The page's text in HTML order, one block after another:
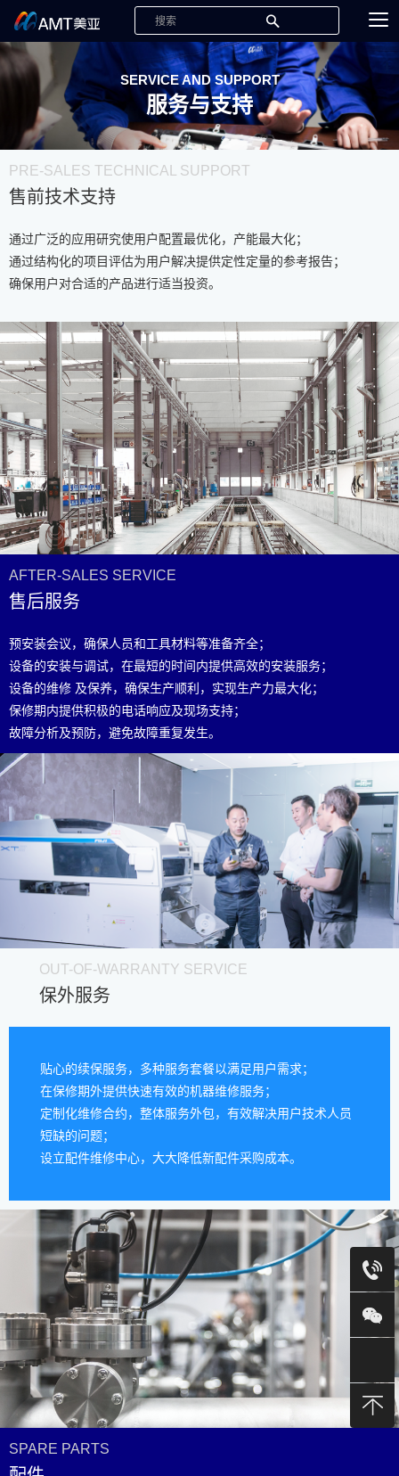
SERVICE AND SUPPORT
服务与支持
PRE-SALES TECHNICAL SUPPORT
售前技术支持
通过广泛的应用研究使用户配置最优化，产能最大化；
通过结构化的项目评估为用户解决提供定性定量的参考报告；
确保用户对合适的产品进行适当投资。
AFTER-SALES SERVICE
售后服务
预安装会议，确保人员和工具材料等准备齐全；
设备的安装与调试，在最短的时间内提供高效的安装服务；
设备的维修 及保养，确保生产顺利，实现生产力最大化；
保修期内提供积极的电话响应及现场支持；
故障分析及预防，避免故障重复发生。
OUT-OF-WARRANTY SERVICE
保外服务
贴心的续保服务，多种服务套餐以满足用户需求；
在保修期外提供快速有效的机器维修服务；
定制化维修合约，整体服务外包，有效解决用户技术人员
短缺的问题；
设立配件维修中心，大大降低新配件采购成本。
SPARE PARTS